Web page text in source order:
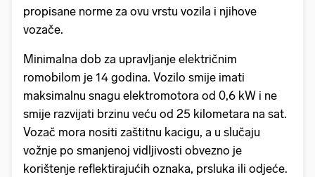
propisane norme za ovu vrstu vozila i njihove
vozače.
Minimalna dob za upravljanje električnim
romobilom je 14 godina. Vozilo smije imati
maksimalnu snagu elektromotora od 0,6 kW i ne
smije razvijati brzinu veću od 25 kilometara na sat.
Vozač mora nositi zaštitnu kacigu, a u slučaju
vožnje po smanjenoj vidljivosti obvezno je
korištenje reflektirajućih oznaka, prsluka ili odjeće.